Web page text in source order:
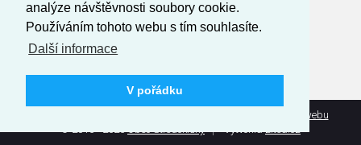
analýze návštěvnosti soubory cookie.
Používáním tohoto webu s tím souhlasíte.
Další informace
V pořádku
Administrace webu
© 2016 - 2026Obec Středokluky VytvořilaLitea.cz